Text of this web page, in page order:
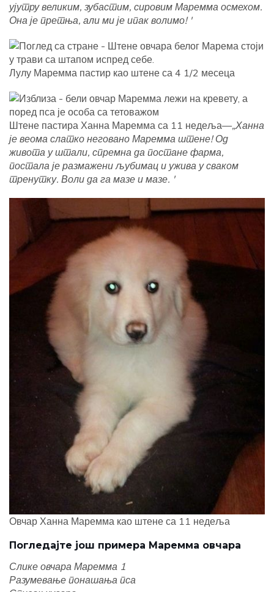
ујутру великим, зубастим, сировим Маремма осмехом.
Она је претња, али ми је ипак волимо! '
Лулу Маремма пастир као штене са 4 1/2 месеца
Штене пастира Ханна Маремма са 11 недеља—„Ханна
је веома слатко неговано Маремма штене! Од
живота у штали, спремна да постане фарма,
постала је размажени љубимац и ужива у сваком
тренутку. Воли да га мазе и мазе. '
Овчар Ханна Маремма као штене са 11 недеља
Погледајте још примера Маремма овчара
Слике овчара Маремма 1
Разумевање понашања пса